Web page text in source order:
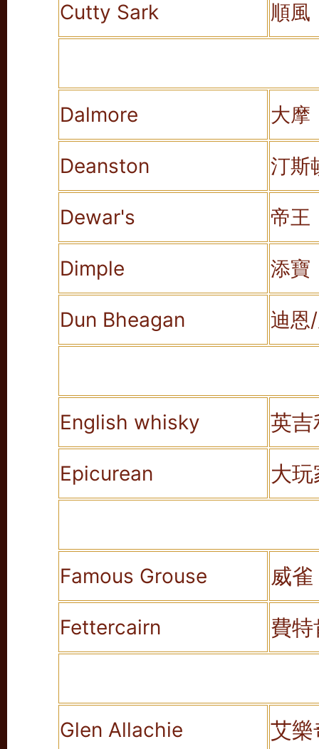
Cutty Sark 順風
Dalmore 大摩
Deanston 汀斯
Dewar's 帝王
Dimple 添寶
Dun Bheagan 迪恩
English whisky 英吉
Epicurean 大玩
Famous Grouse 威雀
Fettercairn 費特
Glen Allachie 艾樂